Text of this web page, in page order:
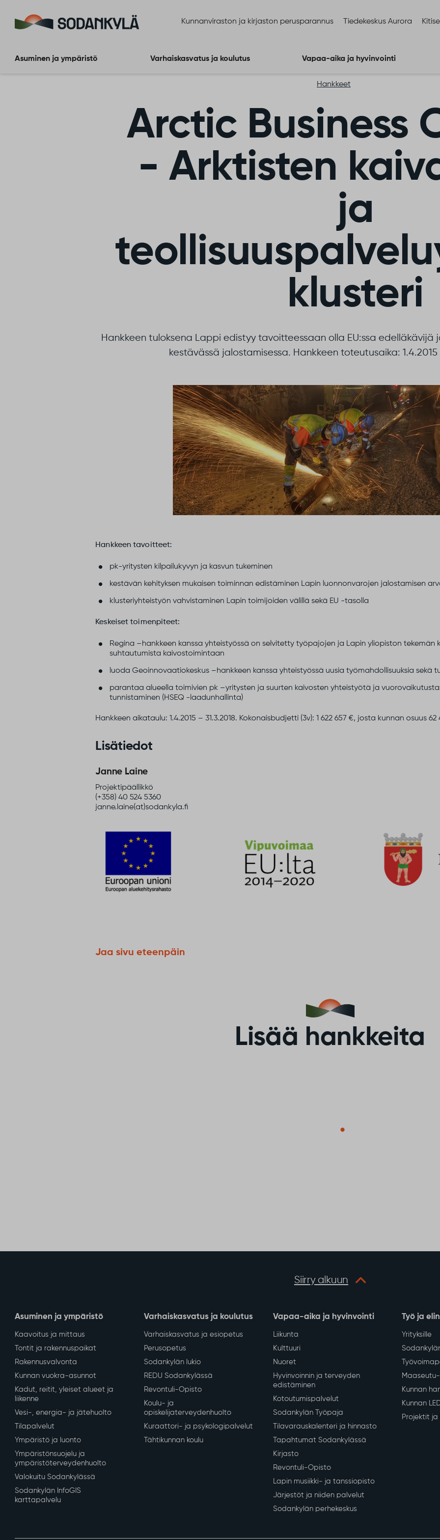
Kunnanviraston ja kirjaston perusparannus Tiedekeskus Aurora
Asuminen ja ympäristö Varhaiskasvatus ja koulutus Vapaa-aika ja hyvinvointi
Hankkeet
Arctic Business
- Arktisten
ja
klusteri
Hankkeen tuloksena Lappi edistyy tavoitteessaan olla EU:ssa edelläkävijä
kestävässä jalostamisessa. Hankkeen toteutusaika: 1.4.2015
Hankkeen tavoitteet:
pk-yritysten kilpailukyvyn ja kasvun tukeminen
kestävän kehityksen mukaisen toiminnan edistäminen Lapin luonnonvarojen jalostamisen
klusteriyhteistyön vahvistaminen Lapin toimijoiden välillä sekä EU -tasolla
Keskeiset toimenpiteet:
Regina –hankkeen kanssa yhteistyössä on selvitetty työpajojen ja Lapin yliopiston tekemän
suhtautumista kaivostoimintaan
luoda Geoinnovaatiokeskus –hankkeen kanssa yhteistyössä uusia työmahdollisuuksia sekä
parantaa alueella toimivien pk –yritysten ja suurten kaivosten yhteistyötä ja
tunnistaminen (HSEQ -laadunhallinta)
Hankkeen aikataulu: 1.4.2015 – 31.3.2018. Kokonaisbudjetti (3v): 1 622 657 €, josta kunnan osuus 62
Lisätiedot
Janne Laine
Projektipäällikkö
(+358) 40 524 5360
janne.laine(at)sodankyla.fi
Jaa sivu eteenpäin
Lisää hankkeita
Siirry alkuun
Asuminen ja ympäristö
Kaavoitus ja mittaus
Tontit ja rakennuspaikat
Rakennusvalvonta
Kunnan vuokra-asunnot
Kadut, reitit, yleiset alueet ja
liikenne
Vesi-, energia- ja jätehuolto
Tilapalvelut
Ympäristö ja luonto
Ympäristönsuojelu ja
ympäristöterveydenhuolto
Valokuitu Sodankylässä
Sodankylän InfoGIS
karttapalvelu
Varhaiskasvatus ja koulutus
Varhaiskasvatus ja esiopetus
Perusopetus
Sodankylän lukio
REDU Sodankylässä
Revontuli-Opisto
Koulu- ja
opiskelijaterveydenhuolto
Kuraattori- ja psykologipalvelut
Tähtikunnan koulu
Vapaa-aika ja hyvinvointi
Liikunta
Kulttuuri
Nuoret
Hyvinvoinnin ja terveyden
edistäminen
Kotoutumispalvelut
Sodankylän Työpaja
Tilavarauskalenteri ja hinnasto
Tapahtumat Sodankylässä
Kirjasto
Revontuli-Opisto
Lapin musiikki- ja tanssiopisto
Järjestöt ja niiden palvelut
Sodankylän perhekeskus
Työ ja
Yrityksille
Kunnan
Kunnan
Projektit ja